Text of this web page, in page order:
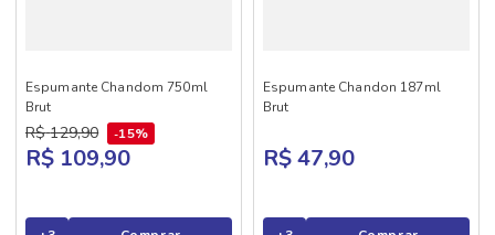
Espumante Chandom 750ml
Brut
R$ 129,90 15%
R$ 109,90
Espumante Chandon 187ml
Brut
R$ 47,90